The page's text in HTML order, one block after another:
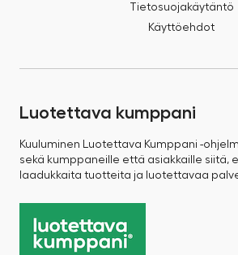
Tietosuojakäytäntö
Käyttöehdot
Luotettava kumppani
Kuuluminen Luotettava Kumppani -
sekä kumppaneille että asiakkaille siitä,
laadukkaita tuotteita ja luotettavaa